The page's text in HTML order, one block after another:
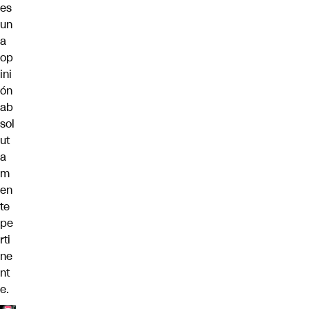
es
un
a
op
ini
ón
ab
sol
ut
a
m
en
te
pe
rti
ne
nt
e.